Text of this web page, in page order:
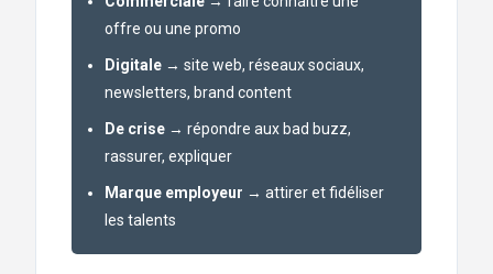
offre ou une promo
Digitale → site web, réseaux sociaux,
newsletters, brand content
De crise → répondre aux bad buzz,
rassurer, expliquer
Marque employeur → attirer et fidéliser
les talents